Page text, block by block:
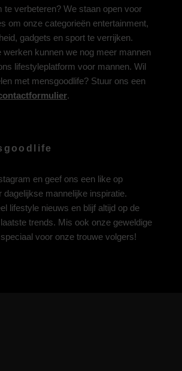
te verbeteren? We staan open voor
om onze categorieën entertainment,
gadgets en sport te verrijken.
werken kunnen we nog meer mannen
lifestyleplatform voor mannen. Wil
met mensgoodlife? Stuur ons een
.
en geef ons een like op
dagelijkse mannelijke inspiratie.
lifestyle nieuws en blijf altijd op de
trends. Mis ook onze geweldige
voor onze trouwe volgers!